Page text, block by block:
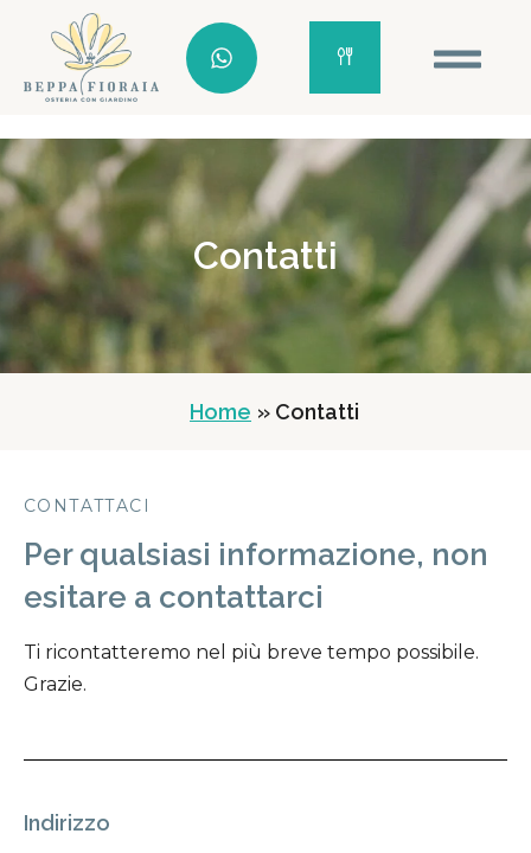
Contatti
Home » Contatti
CONTATTACI
Per qualsiasi informazione, non
esitare a contattarci
Ti ricontatteremo nel più breve tempo possibile.
Grazie.
Indirizzo